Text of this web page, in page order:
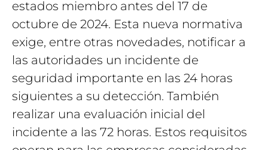
estados miembro antes del 17 de
octubre de 2024. Esta nueva normativa
exige, entre otras novedades, notificar a
las autoridades un incidente de
seguridad importante en las 24 horas
siguientes a su detección. También
realizar una evaluación inicial del
incidente a las 72 horas. Estos requisitos